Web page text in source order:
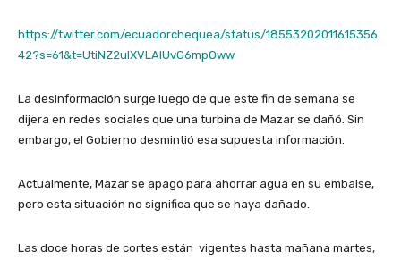
https://twitter.com/ecuadorchequea/status/18553202011615356
42?s=61&t=UtiNZ2ulXVLAlUvG6mpOww
La desinformación surge luego de que este fin de semana se
dijera en redes sociales que una turbina de Mazar se dañó. Sin
embargo, el Gobierno desmintió esa supuesta información.
Actualmente, Mazar se apagó para ahorrar agua en su embalse,
pero esta situación no significa que se haya dañado.
Las doce horas de cortes están vigentes hasta mañana martes,